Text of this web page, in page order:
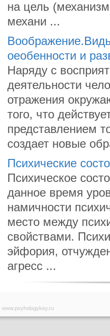
на цель
механи ...
оеобенности и
Наряду с
дея­тельности
отражения
того, что
представлением
создает новые
Психические
Психическое
данное время
намичности
место между
свойствами.
эйфория,
агрес­с ...